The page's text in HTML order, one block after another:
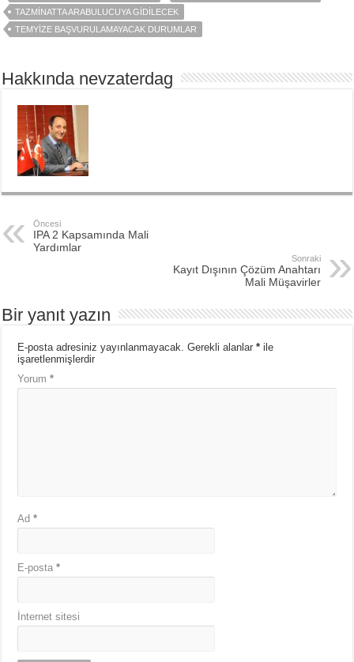
TAZMINATTA ARABULUCUYA GIDILECEK
TEMYIZE BAŞVURULAMAYACAK DURUMLAR
Hakkında nevzaterdag
Öncesi
IPA 2 Kapsamında Mali
Yardımlar
Sonraki
Kayıt Dışının Çözüm Anahtarı
Mali Müşavirler
Bir yanıt yazın
E-posta adresiniz yayınlanmayacak. Gerekli alanlar* ile
işaretlenmişlerdir
Yorum*
Ad*
E-posta*
İnternet sitesi